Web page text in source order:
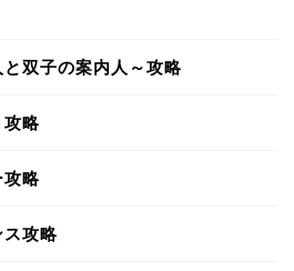
双子の案内人～攻略
攻略
攻略
攻略